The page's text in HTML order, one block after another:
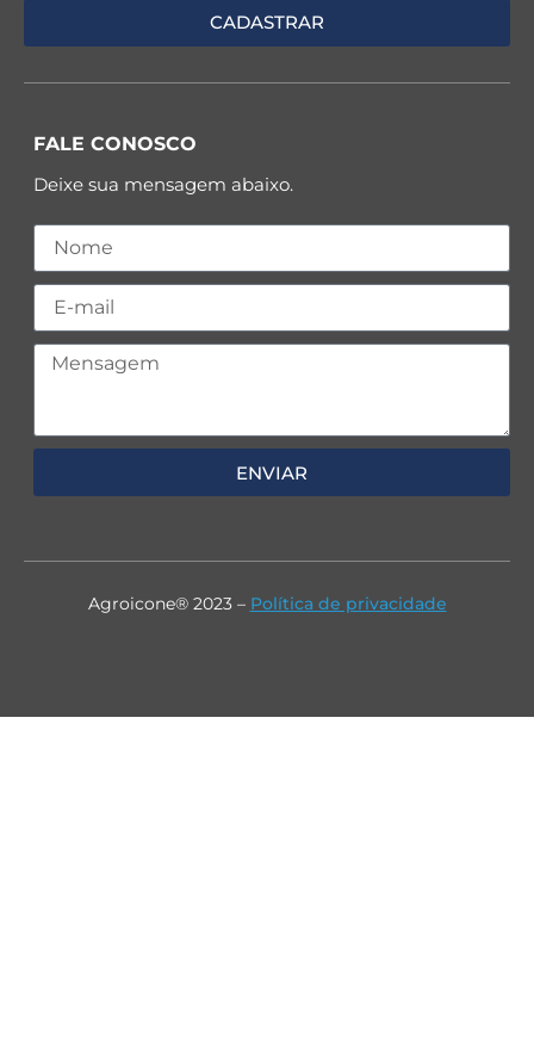
FALE CONOSCO
Deixe sua mensagem abaixo.
ENVIAR
Agroicone® 2023 – Política de privacidade